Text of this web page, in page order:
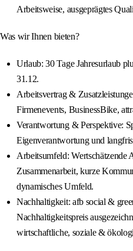
Arbeitsweise, ausgeprägtes
Was wir Ihnen bieten?
Urlaub: 30 Tage Jahresurlaub
31.12.
Arbeitsvertrag &
Firmenevents, BusinessBike,
Verantwortung & Perspektive:
Eigenverantwortung und
Arbeitsumfeld: Wertschätzende
Zusammenarbeit, kurze
dynamisches Umfeld.
Nachhaltigkeit: afb social &
Nachhaltigkeitspreis
wirtschaftliche, soziale &